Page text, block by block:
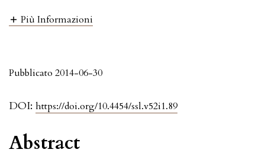
Più Informazioni
DOI: https://doi.org/10.4454/ssl.v52i1.89
Pubblicato 2014-06-30
Abstract